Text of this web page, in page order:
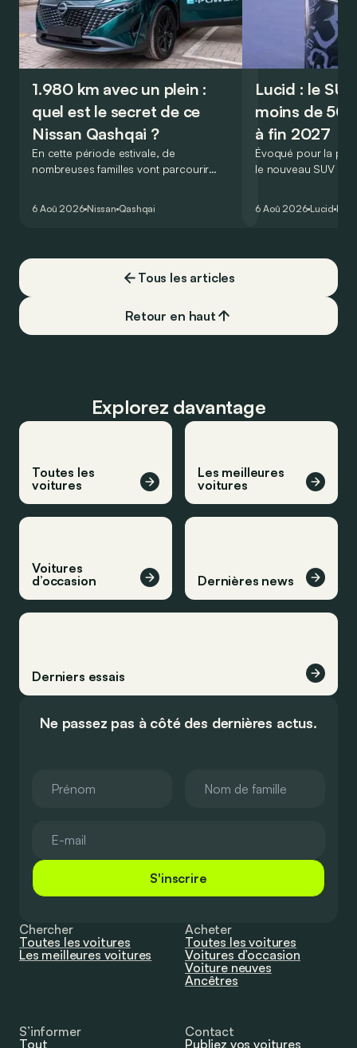
1.980 km avec un plein :
quel est le secret de ce
Nissan Qashqai ?
En cette période estivale, de
nombreuses familles vont parcourir
Qashqai e-Power, il serait possible de
6 Aoû 2026 Nissan Qashqai
Lucid : le
moins de
à fin 2027
Évoqué pour la
le nouveau SUV
l’année 2026.
6 Aoû 2026 Lucid
Tous les articles
Retour en haut
Explorez davantage
Toutes les
voitures
Les meilleures
voitures
Voitures
d’occasion
Dernières news
Derniers essais
Ne passez pas à côté des dernières actus.
S'inscrire
Chercher
Toutes les voitures
Les meilleures voitures
Acheter
Toutes les voitures
Voitures d’occasion
Voiture neuves
Ancêtres
S’informer
Tout
Contact
Publiez vos voitures